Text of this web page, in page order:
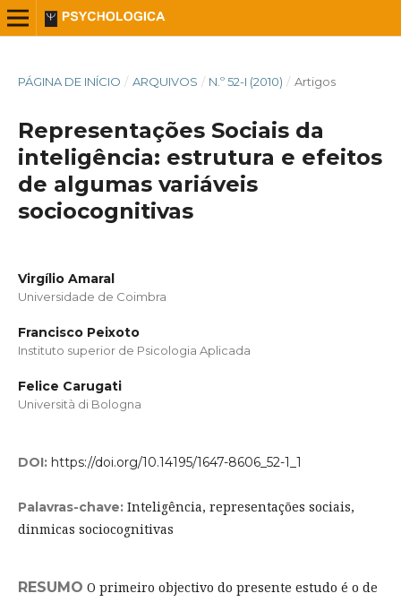
PÁGINA DE INÍCIO / ARQUIVOS / N.º 52-I (2010) / Artigos
Representações Sociais da
inteligência: estrutura e efeitos
de algumas variáveis
sociocognitivas
Virgílio Amaral
Universidade de Coimbra
Francisco Peixoto
Instituto superior de Psicologia Aplicada
Felice Carugati
Università di Bologna
DOI: https://doi.org/10.14195/1647-8606_52-1_1
Palavras-chave: Inteligência, representações sociais,
dinmicas sociocognitivas
RESUMO O primeiro objectivo do presente estudo é o de